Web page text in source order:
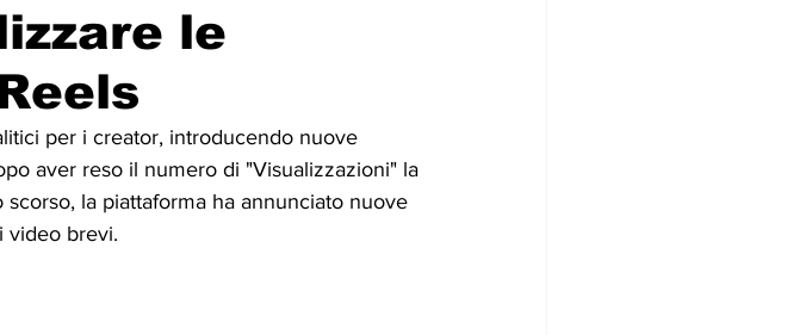
le
per i creator, introducendo nuove
aver reso il numero di "Visualizzazioni" la
la piattaforma ha annunciato nuove
video brevi.